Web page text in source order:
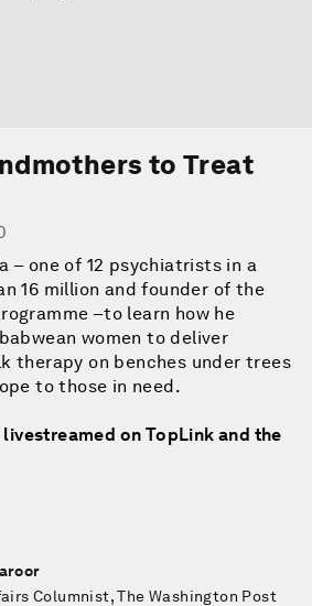
to Treat
– one of 12 psychiatrists in a
16 million and founder of the
–to learn how he
women to deliver
therapy on benches under trees
to those in need.
on TopLink and the
Columnist, The Washington Post